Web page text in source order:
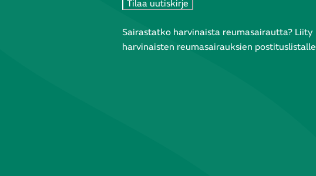
Sairastatko harvinaista reumasairautta? Liity
harvinaisten reumasairauksien postituslistalle